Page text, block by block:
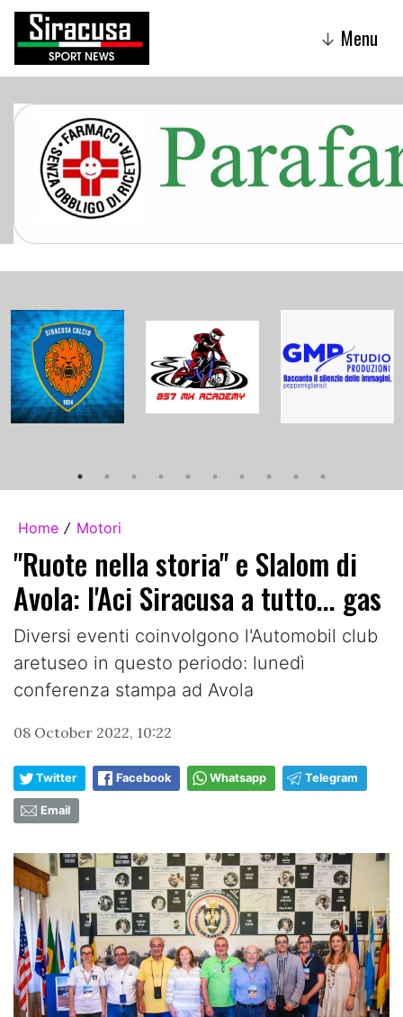
↓ Menu
Home / Motori
"Ruote nella storia" e Slalom di
Avola: l'Aci Siracusa a tutto... gas
Diversi eventi coinvolgono l'Automobil club
aretuseo in questo periodo: lunedì
conferenza stampa ad Avola
08 October 2022, 10:22
Twitter Facebook Whatsapp Telegram
Email